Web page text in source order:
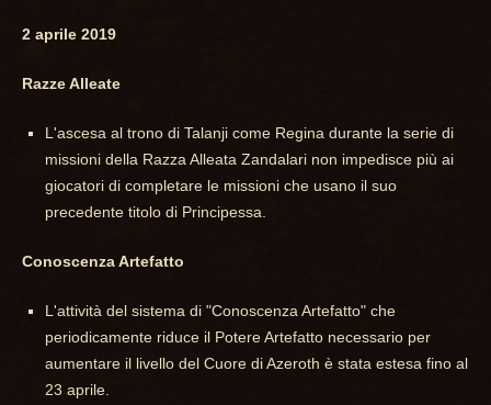
2 aprile 2019
Razze Alleate
L'ascesa al trono di Talanji come Regina durante la serie di
missioni della Razza Alleata Zandalari non impedisce più ai
giocatori di completare le missioni che usano il suo
precedente titolo di Principessa.
Conoscenza Artefatto
L'attività del sistema di "Conoscenza Artefatto" che
periodicamente riduce il Potere Artefatto necessario per
aumentare il livello del Cuore di Azeroth è stata estesa fino al
23 aprile.